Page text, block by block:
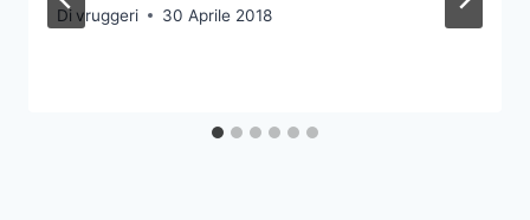
Di vruggeri 30 Aprile 2018